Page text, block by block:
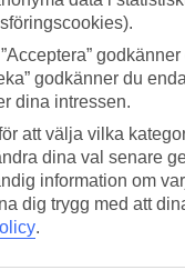
godkänner du
dina intressen.
att välja vilka
dina val senare
information om
dig trygg med att
.